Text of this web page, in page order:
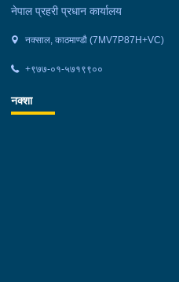
नेपाल प्रहरी प्रधान कार्यालय
नक्साल, काठमाण्डौ (7MV7P87H+VC)
+९७७-०१-५७१९९००
नक्शा